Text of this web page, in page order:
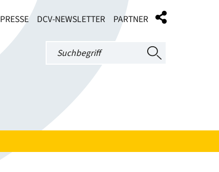
PRESSE DCV-NEWSLETTER PARTNER